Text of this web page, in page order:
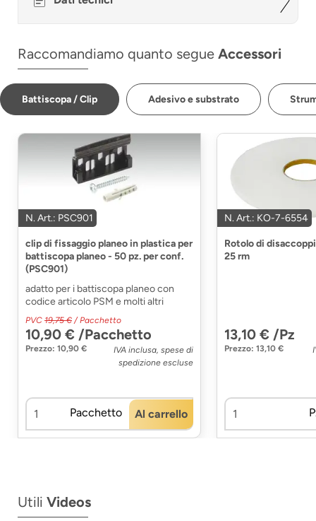
Raccomandiamo quanto segue Accessori
Battiscopa / Clip Adesivo e substrato
N. Art.: PSC901
clip di fissaggio planeo in plastica per
battiscopa planeo - 50 pz. per conf.
(PSC901)
adatto per i battiscopa planeo con
codice articolo PSM e molti altri
PVC 19,75 € / Pacchetto
10,90 € /Pacchetto
Prezzo: 10,90 €
IVA inclusa, spese di
spedizione escluse
Pacchetto Al carrello
N. Art.: KO-7-6554
Rotolo di
25 rm
13,10 € /Pz
Prezzo: 13,10 €
Utili Videos